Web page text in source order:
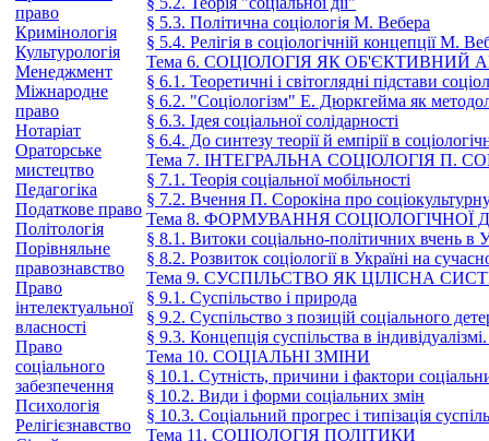
право
Кримінологія
Культурологія
Менеджмент
Міжнародне
право
Нотаріат
Ораторське
мистецтво
Педагогіка
Податкове право
Політологія
Порівняльне
правознавство
Право
інтелектуальної
власності
Право
соціального
забезпечення
Психологія
Релігієзнавство
§ 5.3. Політична соціологія М. Вебера
§ 5.4. Релігія в соціологічній концепції М.
Тема 6. СОЦІОЛОГІЯ ЯК
§ 6.1. Теоретичні і світоглядні підстави
§ 6.2. "Соціологізм" Е. Дюркгейма як
§ 6.3. Ідея соціальної солідарності
§ 6.4. До синтезу теорії й емпірії в
Тема 7. ІНТЕГРАЛЬНА СОЦІОЛОГІЯ П.
§ 7.1. Теорія соціальної мобільності
§ 7.2. Вчення П. Сорокіна про
Тема 8. ФОРМУВАННЯ СОЦІОЛОГІЧНОЇ
§ 8.1. Витоки соціально-політичних вчень в
§ 8.2. Розвиток соціології в Україні на
Тема 9. СУСПІЛЬСТВО ЯК ЦІЛІСНА
§ 9.1. Суспільство і природа
§ 9.2. Суспільство з позицій соціального
§ 9.3. Концепція суспільства в індивідуалізмі.
Тема 10. СОЦІАЛЬНІ ЗМІНИ
§ 10.1. Сутність, причини і фактори
§ 10.2. Види і форми соціальних змін
§ 10.3. Соціальний прогрес і типізація
Тема 11. СОЦІОЛОГІЯ ПОЛІТИКИ